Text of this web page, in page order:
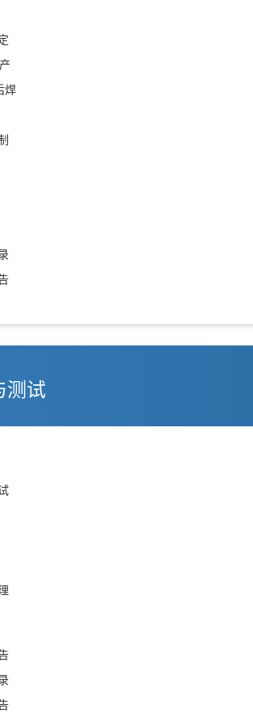
焊
测试